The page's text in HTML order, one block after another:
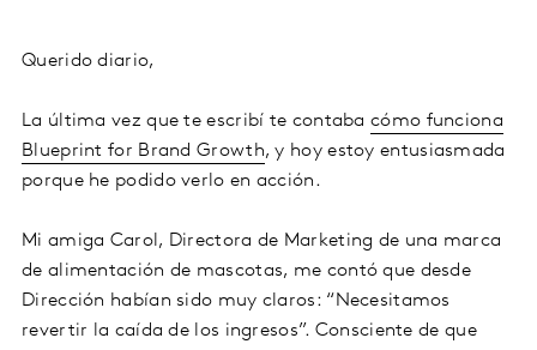
Querido diario,
La última vez que te escribí te contabacómo funciona
Blueprint for Brand Growth, y hoy estoy entusiasmada
porque he podido verlo en acción.
Mi amiga Carol, Directora de Marketing de una marca
de alimentación de mascotas, me contó que desde
Dirección habían sido muy claros: “Necesitamos
revertir la caída de los ingresos”. Consciente de que